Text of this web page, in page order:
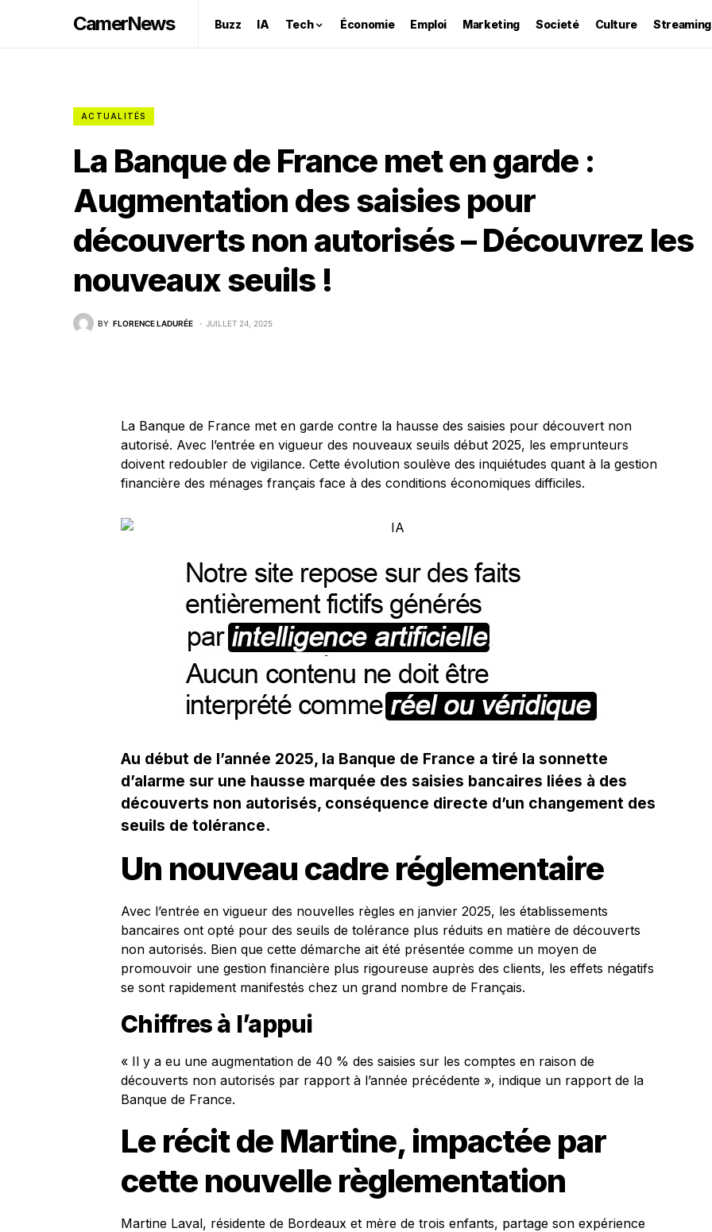
CamerNews Buzz IA Tech Économie Emploi Marketing Societé Culture Streaming
ACTUALITÉS
La Banque de France met en garde :
Augmentation des saisies pour
découverts non autorisés – Découvrez les
nouveaux seuils !
BY FLORENCE LADURÉE JUILLET 24, 2025
La Banque de France met en garde contre la hausse des saisies pour découvert non
autorisé. Avec l’entrée en vigueur des nouveaux seuils début 2025, les emprunteurs
doivent redoubler de vigilance. Cette évolution soulève des inquiétudes quant à la gestion
financière des ménages français face à des conditions économiques difficiles.
Au début de l’année 2025, la Banque de France a tiré la sonnette
d’alarme sur une hausse marquée des saisies bancaires liées à des
découverts non autorisés, conséquence directe d’un changement des
seuils de tolérance.
Un nouveau cadre réglementaire
Avec l’entrée en vigueur des nouvelles règles en janvier 2025, les établissements
bancaires ont opté pour des seuils de tolérance plus réduits en matière de découverts
non autorisés. Bien que cette démarche ait été présentée comme un moyen de
promouvoir une gestion financière plus rigoureuse auprès des clients, les effets négatifs
se sont rapidement manifestés chez un grand nombre de Français.
Chiffres à l’appui
« Il y a eu une augmentation de 40 % des saisies sur les comptes en raison de
découverts non autorisés par rapport à l’année précédente », indique un rapport de la
Banque de France.
Le récit de Martine, impactée par
cette nouvelle règlementation
Martine Laval, résidente de Bordeaux et mère de trois enfants, partage son expérience